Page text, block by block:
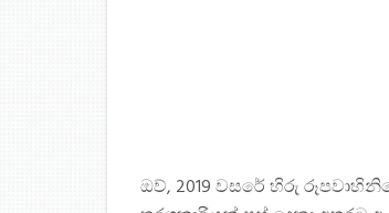
ඔව්, 2019 වසරේ හිරු